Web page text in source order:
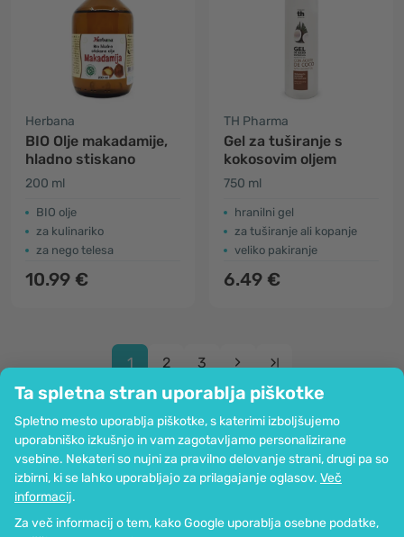
Ta spletna stran uporablja piškotke
Spletno mesto uporablja piškotke, s katerimi izboljšujemo
uporabniško izkušnjo in vam zagotavljamo personalizirane
vsebine. Nekateri so nujni za pravilno delovanje strani, drugi pa so
izbirni, ki se lahko uporabljajo za prilagajanje oglasov. Več
informacij.
Za več informacij o tem, kako Google uporablja osebne podatke,
Herbana
BIO Olje makadamije,
hladno stiskano
200 ml
BIO olje
za kulinariko
za nego telesa
10.99 €
TH Pharma
Gel za tuširanje s
kokosovim oljem
750 ml
hranilni gel
za tuširanje ali kopanje
veliko pakiranje
6.49 €
1 2 3
Podjetje
Informacije
Pridružite se nam